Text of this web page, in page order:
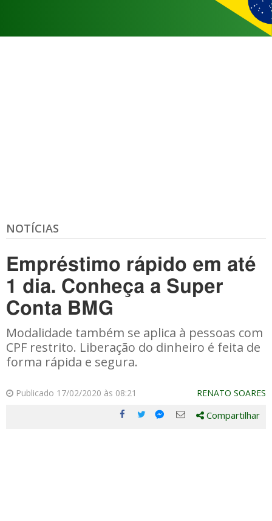
NOTÍCIAS
Empréstimo rápido em até
1 dia. Conheça a Super
Conta BMG
Modalidade também se aplica à pessoas com
CPF restrito. Liberação do dinheiro é feita de
forma rápida e segura.
Publicado 17/02/2020 às 08:21 RENATO SOARES
Compartilhe
Compartilhe
Compartilhe
Compartilhe
Compartilhar